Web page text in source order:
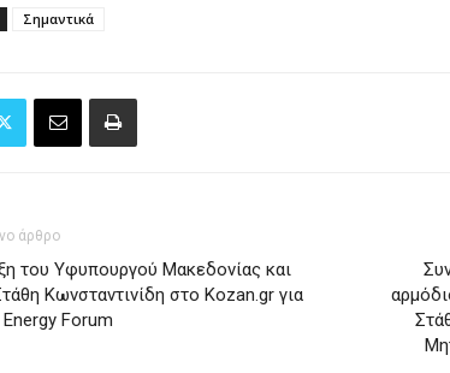
Σημαντικά
άρθρο
του Υφυπουργού Μακεδονίας και
Κωνσταντινίδη στο Kozan.gr για
Forum